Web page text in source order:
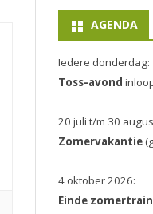
AGENDA
Iedere donderdag:
Toss-avond
20 juli t/m 30
Zomervakantie
4 oktober 2026:
Einde